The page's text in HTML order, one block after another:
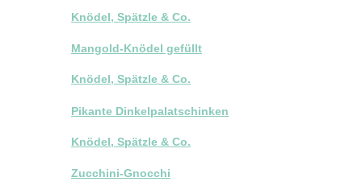
Knödel, Spätzle & Co.
Mangold-Knödel gefüllt
Knödel, Spätzle & Co.
Pikante Dinkelpalatschinken
Knödel, Spätzle & Co.
Zucchini-Gnocchi